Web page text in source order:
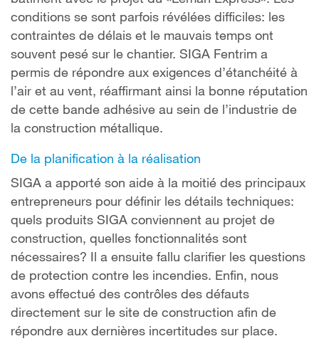
conditions se sont parfois révélées difficiles: les
contraintes de délais et le mauvais temps ont
souvent pesé sur le chantier. SIGA Fentrim a
permis de répondre aux exigences d’étanchéité à
l’air et au vent, réaffirmant ainsi la bonne réputation
de cette bande adhésive au sein de l’industrie de
la construction métallique.
De la planification à la réalisation
SIGA a apporté son aide à la moitié des principaux
entrepreneurs pour définir les détails techniques:
quels produits SIGA conviennent au projet de
construction, quelles fonctionnalités sont
nécessaires? Il a ensuite fallu clarifier les questions
de protection contre les incendies. Enfin, nous
avons effectué des contrôles des défauts
directement sur le site de construction afin de
répondre aux dernières incertitudes sur place.